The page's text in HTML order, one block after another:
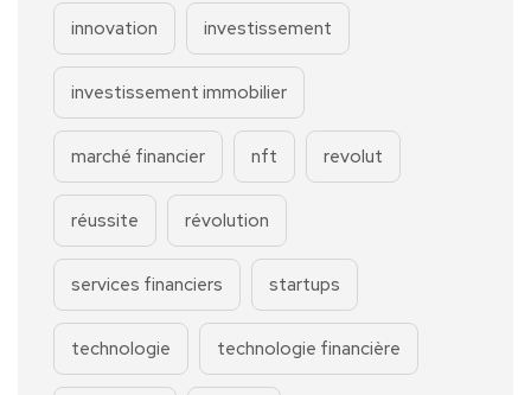
innovation investissement
investissement immobilier
marché financier nft revolut
réussite révolution
services financiers startups
technologie technologie financière